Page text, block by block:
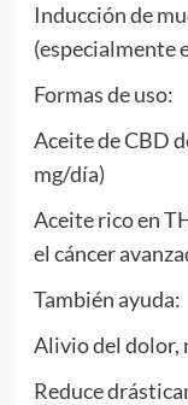
Inducción de
(especialmente
Formas de uso:
Aceite de CBD
mg/día)
Aceite rico en
el cáncer
También ayuda:
Alivio del dolor,
Reduce